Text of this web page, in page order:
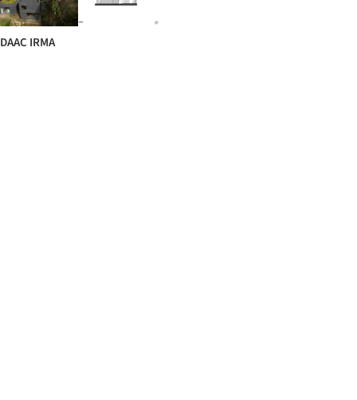
DAAC IRMA